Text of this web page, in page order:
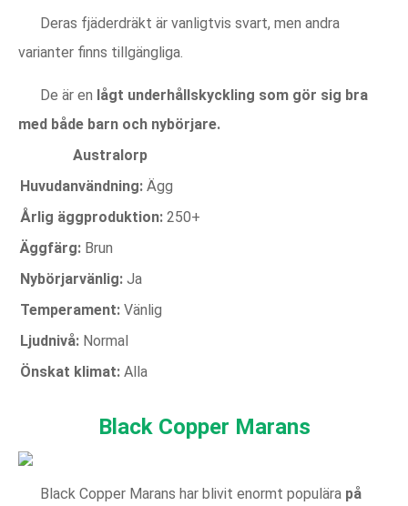
Deras fjäderdräkt är vanligtvis svart, men andra
varianter finns tillgängliga.
De är en lågt underhållskyckling som gör sig bra
med både barn och nybörjare.
Australorp
Huvudanvändning: Ägg
Årlig äggproduktion: 250+
Äggfärg: Brun
Nybörjarvänlig: Ja
Temperament: Vänlig
Ljudnivå: Normal
Önskat klimat: Alla
Black Copper Marans
Black Copper Marans har blivit enormt populära på